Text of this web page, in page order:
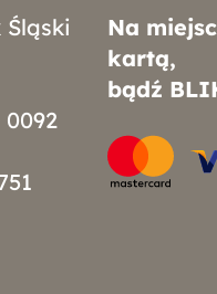
0092
Na
kartą,
bądź